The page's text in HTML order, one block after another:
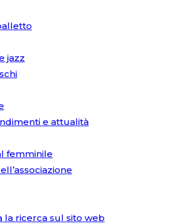
jazz
e attualità
femminile
la ricerca sul sito web